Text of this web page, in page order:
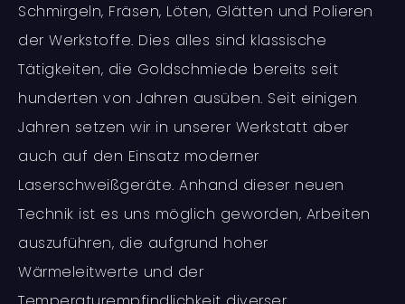
Schmirgeln, Fräsen, Löten, Glätten und Polieren
der Werkstoffe. Dies alles sind klassische
Tätigkeiten, die Goldschmiede bereits seit
hunderten von Jahren ausüben. Seit einigen
Jahren setzen wir in unserer Werkstatt aber
auch auf den Einsatz moderner
Laserschweißgeräte. Anhand dieser neuen
Technik ist es uns möglich geworden, Arbeiten
auszuführen, die aufgrund hoher
Wärmeleitwerte und der